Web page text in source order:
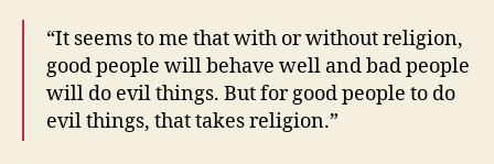
“It seems to me that with or without religion,
good people will behave well and bad people
will do evil things. But for good people to do
evil things, that takes religion.”